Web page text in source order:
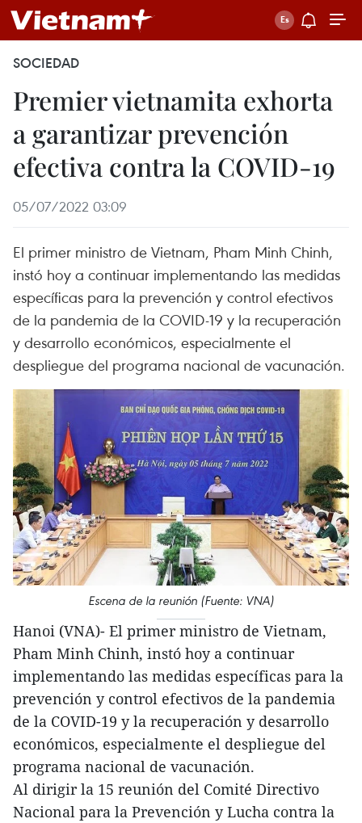
SOCIEDAD
Premier vietnamita exhorta
a garantizar prevención
efectiva contra la COVID-19
05/07/2022 03:09
El primer ministro de Vietnam, Pham Minh Chinh,
instó hoy a continuar implementando las medidas
específicas para la prevención y control efectivos
de la pandemia de la COVID-19 y la recuperación
y desarrollo económicos, especialmente el
despliegue del programa nacional de vacunación.
Escena de la reunión (Fuente: VNA)
Hanoi (VNA)- El primer ministro de Vietnam,
Pham Minh Chinh, instó hoy a continuar
implementando las medidas específicas para la
prevención y control efectivos de la pandemia
de la COVID-19 y la recuperación y desarrollo
económicos, especialmente el despliegue del
programa nacional de vacunación.
Al dirigir la 15 reunión del Comité Directivo
Nacional para la Prevención y Lucha contra la